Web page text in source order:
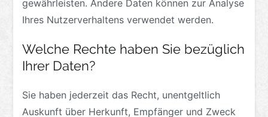
gewährleisten. Andere Daten können zur Analyse
Ihres Nutzerverhaltens verwendet werden.
Welche Rechte haben Sie bezüglich
Ihrer Daten?
Sie haben jederzeit das Recht, unentgeltlich
Auskunft über Herkunft, Empfänger und Zweck